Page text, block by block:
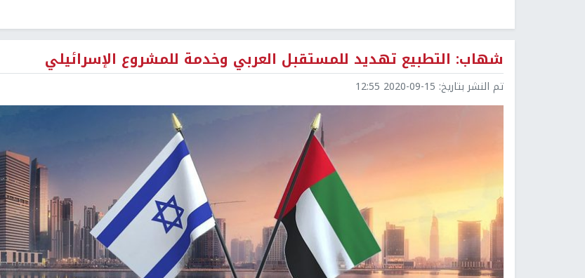
شهاب: التطبيع تهديد للمستقبل العربي وخدمة للمشروع الإسرائيلي
تم النشر بتاريخ: 2020-09-15 12:55